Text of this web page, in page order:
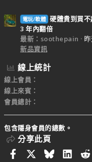
電玩/軟體 硬體貴到買
3 年內翻倍
最新：soothepain
新品資訊
線上統計
線上會員
線上來賓
會員總計
包含隱身會員的總數。
分享此頁
FacebookBluesky